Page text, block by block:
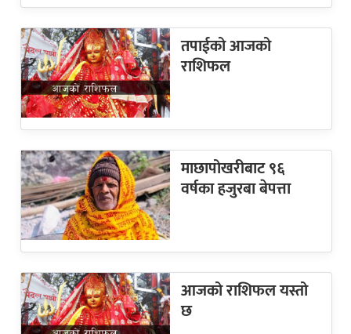
तपाईको आजको
राशिफल
माछापोखरीबाट ९६
वर्षका हजुरबा बेपत्ता
आजको राशिफल यस्तो
छ